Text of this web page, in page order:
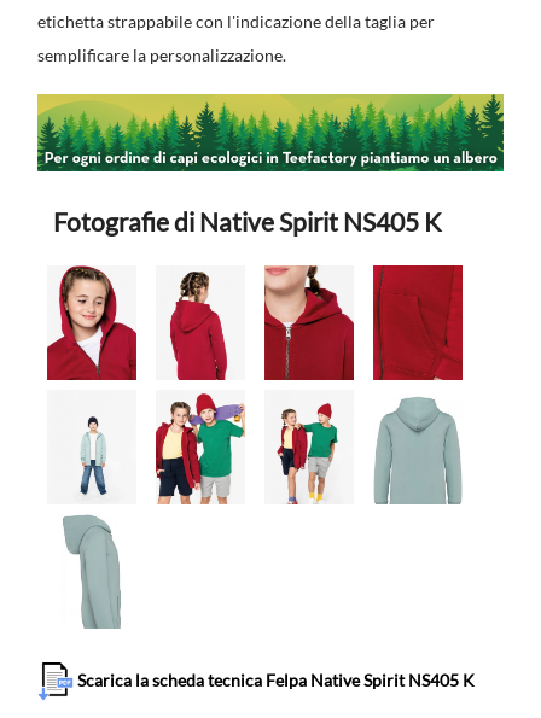
etichetta strappabile con l'indicazione della taglia per
semplificare la personalizzazione.
Fotografie di Native Spirit NS405 K
Scarica la scheda tecnica Felpa Native Spirit NS405 K